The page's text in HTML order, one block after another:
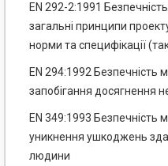
EN 292-2:1991
загальні принципи
норми та специфікації
EN 294:1992 Безпечність
запобігання досягнення
EN 349:1993 Безпечність
уникнення ушкоджень
людини